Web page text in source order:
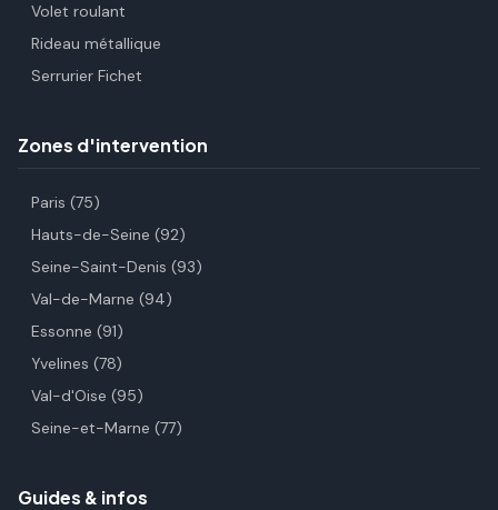
Volet roulant
Rideau métallique
Serrurier Fichet
Zones d'intervention
Paris (75)
Hauts-de-Seine (92)
Seine-Saint-Denis (93)
Val-de-Marne (94)
Essonne (91)
Yvelines (78)
Val-d'Oise (95)
Seine-et-Marne (77)
Guides & infos